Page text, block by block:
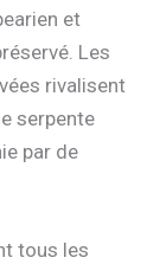
et
Les
rivalisent
serpente
par de
tous les